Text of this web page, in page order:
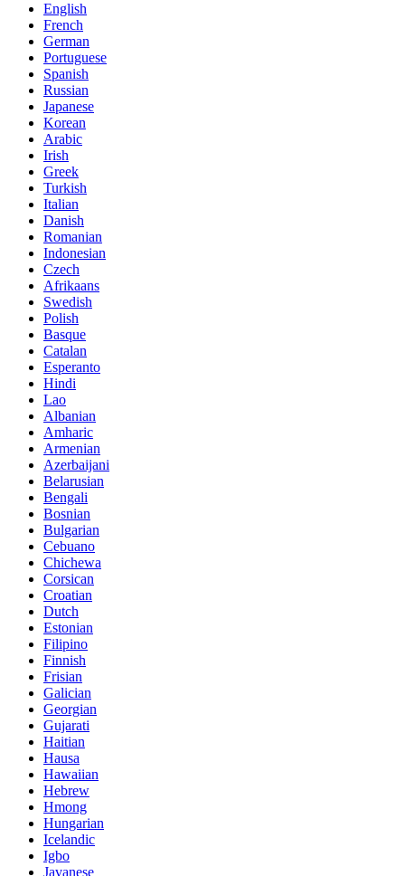
English
French
German
Portuguese
Spanish
Russian
Japanese
Korean
Arabic
Irish
Greek
Turkish
Italian
Danish
Romanian
Indonesian
Czech
Afrikaans
Swedish
Polish
Basque
Catalan
Esperanto
Hindi
Lao
Albanian
Amharic
Armenian
Azerbaijani
Belarusian
Bengali
Bosnian
Bulgarian
Cebuano
Chichewa
Corsican
Croatian
Dutch
Estonian
Filipino
Finnish
Frisian
Galician
Georgian
Gujarati
Haitian
Hausa
Hawaiian
Hebrew
Hmong
Hungarian
Icelandic
Igbo
Javanese